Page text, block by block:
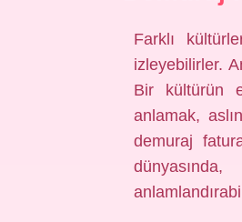
Farklı
izleyebilirler.
Bir kültürün
anlamak,
demuraj